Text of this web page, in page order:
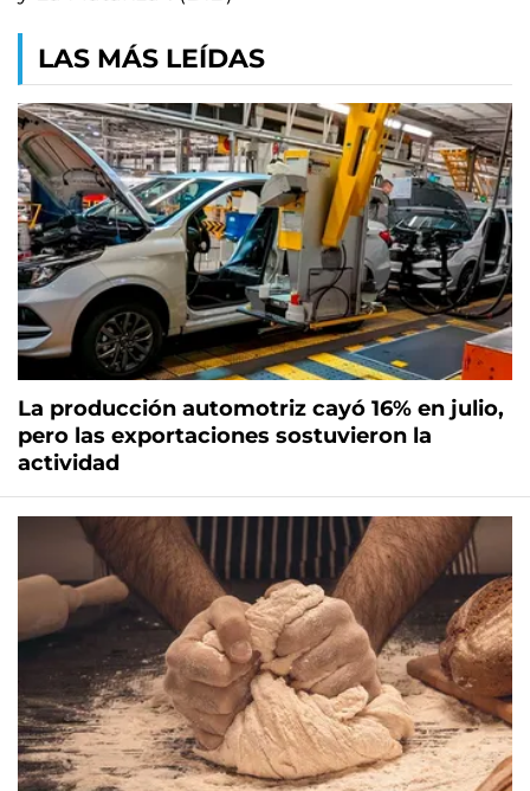
LAS MÁS LEÍDAS
La producción automotriz cayó 16% en julio,
pero las exportaciones sostuvieron la
actividad